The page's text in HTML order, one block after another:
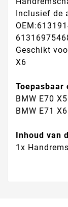
Inclusief de
Geschikt
X6
Toepasbaar
BMW E70
BMW E71
Inhoud van
1x